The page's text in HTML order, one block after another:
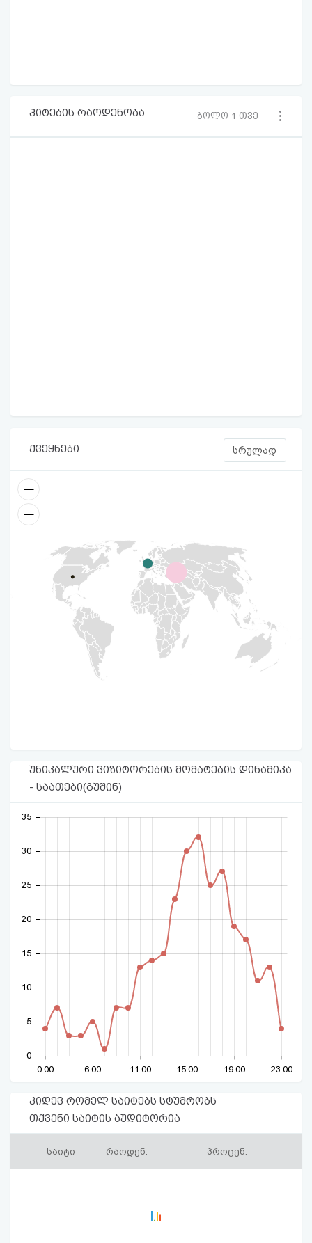
ჰიტების რაოდენობა ბოლო 1 თვე
ქვეყნები სრულად
უნიკალური ვიზიტორების მომატების დინამიკა
- საათები(გუშინ)
0:00 6:00 11:00 15:00 19:00 23:00
0
5
10
15
20
25
30
35
კიდევ რომელ საიტებს სტუმრობს
თქვენი საიტის აუდიტორია
საიტი რაოდენ. პროცენ.